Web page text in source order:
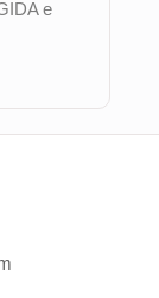
e